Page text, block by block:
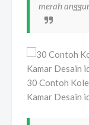
merah
30 Contoh
Kamar Desain